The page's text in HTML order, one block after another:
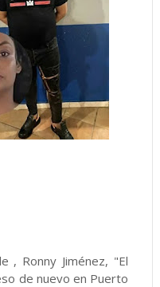
, Ronny Jiménez, "El
de nuevo en Puerto